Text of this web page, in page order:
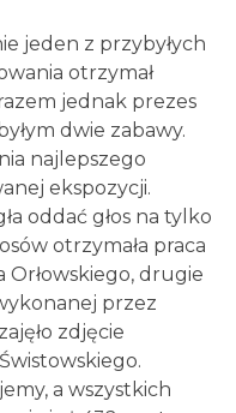
jeden z przybyłych
otrzymał
jednak prezes
dwie zabawy.
najlepszego
ekspozycji.
oddać głos na tylko
otrzymała praca
Orłowskiego, drugie
przez
zdjęcie
a wszystkich